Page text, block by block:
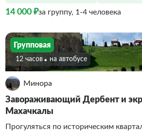
14 000 ₽за группу, 1-4 человека
Групповая
12 часов На автобусе
Минора
Завораживающий Дербент и
Махачкалы
Прогуляться по историческим